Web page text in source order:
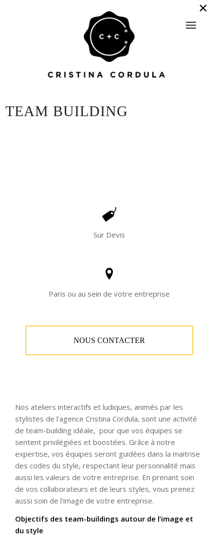
TEAM BUILDING
Sur Devis
Paris ou au sein de votre entreprise
NOUS CONTACTER
Nos ateliers interactifs et ludiques, animés par les
stylistes de l’agence Cristina Cordula, sont une activité
de team-building idéale, pour que vos équipes se
sentent privilégiées et boostées. Grâce à notre
expertise, vos équipes seront guidées dans la maitrise
des codes du style, respectant leur personnalité mais
aussi les valeurs de votre entreprise. En prenant soin
de vos collaborateurs et de leurs styles, vous prenez
aussi soin de l’image de votre entreprise.
Objectifs des team-buildings autour de l’image et
du style